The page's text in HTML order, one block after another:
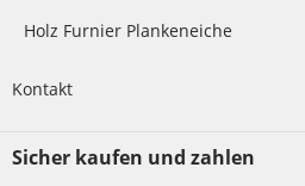
Holz Furnier Plankeneiche
Kontakt
Sicher kaufen und zahlen